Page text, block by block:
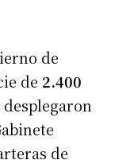
de
de 2.400
desplegaron
de